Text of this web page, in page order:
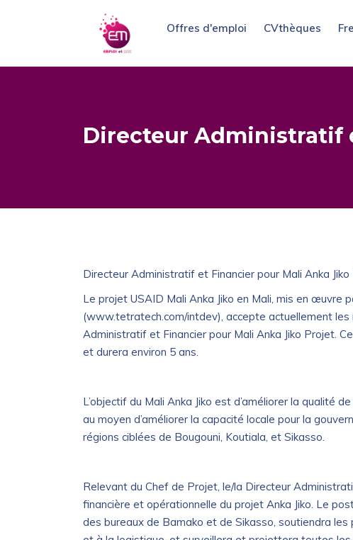
Offres d'emploi CVthèques
Directeur Administratif
Directeur Administratif et Financier pour Mali Anka
Le projet USAID Mali Anka Jiko en Mali, mis en
(www.tetratech.com/intdev), accepte actuellement
Administratif et Financier pour Mali Anka Jiko Projet.
et durera environ 5 ans.
L’objectif du Mali Anka Jiko est d’améliorer la qualité
au moyen d’améliorer la capacité locale pour la
régions ciblées de Bougouni, Koutiala, et Sikasso.
Relevant du Chef de Projet, le/la Directeur
financière et opérationnelle du projet Anka Jiko. Le
des bureaux de Bamako et de Sikasso, soutiendra